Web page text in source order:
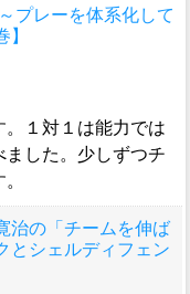
プレーを体系化して
１対１は能力では
した。少しずつチ
治の「チームを伸ば
とシェルディフェン